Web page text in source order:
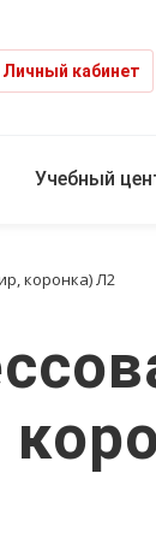
Личный кабинет
Учебный
коронка) Л2